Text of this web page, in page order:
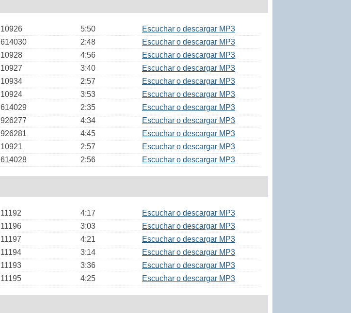
10926 5:50
Escuchar o descargar MP3
614030 2:48
Escuchar o descargar MP3
10928 4:56
Escuchar o descargar MP3
10927 3:40
Escuchar o descargar MP3
10934 2:57
Escuchar o descargar MP3
10924 3:53
Escuchar o descargar MP3
614029 2:35
Escuchar o descargar MP3
926277 4:34
Escuchar o descargar MP3
926281 4:45
Escuchar o descargar MP3
10921 2:57
Escuchar o descargar MP3
614028 2:56 Escuchar o descargar MP3
11192 4:17
Escuchar o descargar MP3
11196 3:03
Escuchar o descargar MP3
11197 4:21
Escuchar o descargar MP3
11194 3:14
Escuchar o descargar MP3
11193 3:36
Escuchar o descargar MP3
11195 4:25 Escuchar o descargar MP3